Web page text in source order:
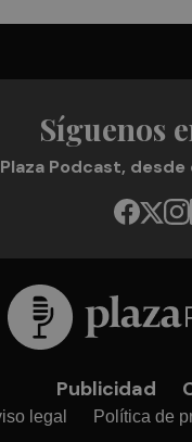
Síguenos
Plaza Podcast,
Publicidad
legal Política de